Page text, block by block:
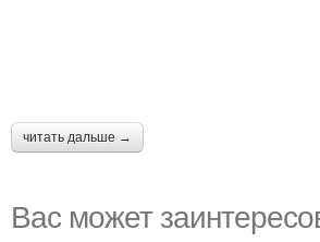
читать дальше →
Вас может